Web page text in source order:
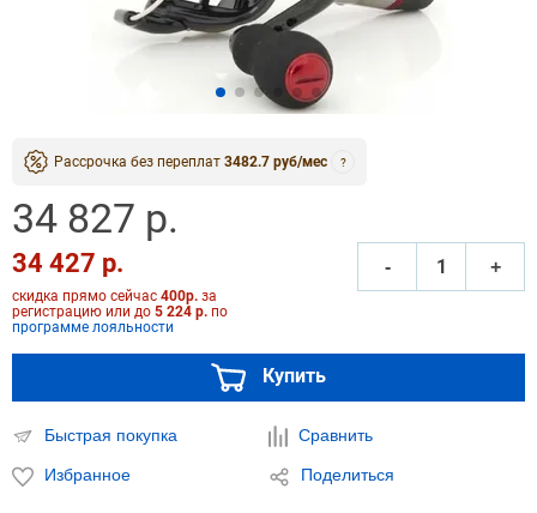
Рассрочка без переплат 3482.7 руб/мес ?
34 827 р.
34 427 р.
скидка прямо сейчас 400р. за
регистрацию или до 5 224 р. по
программе лояльности
‐ +
Купить
Быстрая покупка Сравнить
Избранное Поделиться